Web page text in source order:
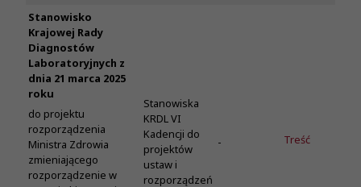
Stanowisko
Krajowej Rady
Diagnostów
Laboratoryjnych z
dnia 21 marca 2025
roku
do projektu
rozporządzenia
Ministra Zdrowia
zmieniającego
rozporządzenie w
Stanowiska
KRDL VI
Kadencji do
projektów
ustaw i
rozporządzeń
- Treść